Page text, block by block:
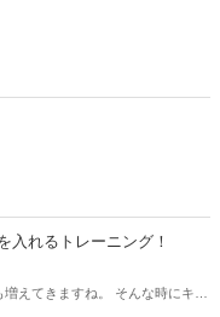
入れるトレーニング！
えてきますね。 そんな時にキレ